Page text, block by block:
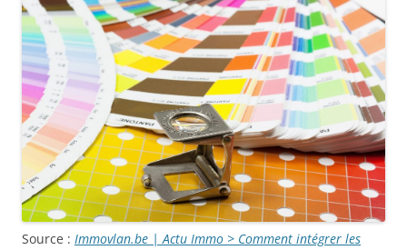
Source : Immovlan.be | Actu Immo > Comment intégrer les